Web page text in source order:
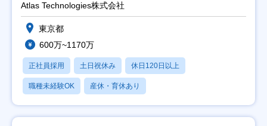
Atlas Technologies株式会社
東京都
600万~1170万
正社員採用 土日祝休み 休日120日以上
職種未経験OK 産休・育休あり